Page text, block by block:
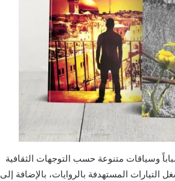
وسياقات متنوعة حسب التوجهات الثقافية
التيارات المستهدفة بالروايات، بالإضافة إلى